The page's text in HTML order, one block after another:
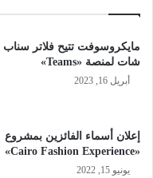
مايكروسوفت تتيح فلاتر سناب
شات لمنصة «Teams»
أبريل 16, 2023
إعلان أسماء الفائزين بمشروع
«Cairo Fashion Experience»
يونيو 15, 2022